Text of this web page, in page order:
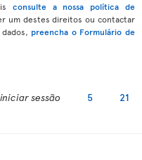
consulte a nossa política de
um destes direitos ou contactar
preencha o Formulário de
sessão 5 21